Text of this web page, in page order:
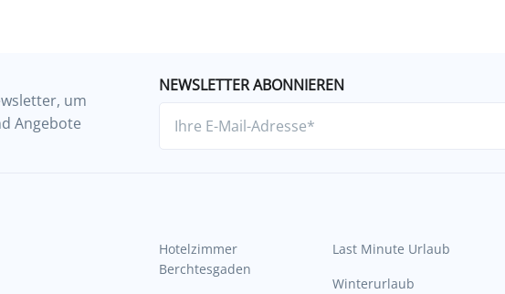
um
Angebote
NEWSLETTER ABONNIEREN
Hotelzimmer
Berchtesgaden
Last Minute Urlaub
Winterurlaub